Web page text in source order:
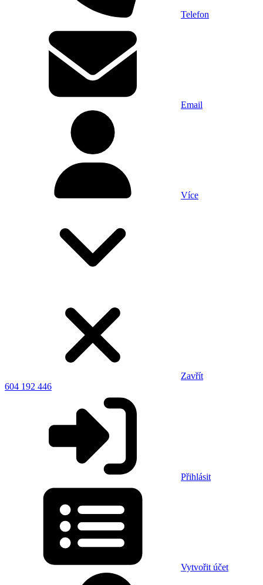
Telefon
Email
Více
Zavřít
604 192 446
Přihlásit
Vytvořit účet